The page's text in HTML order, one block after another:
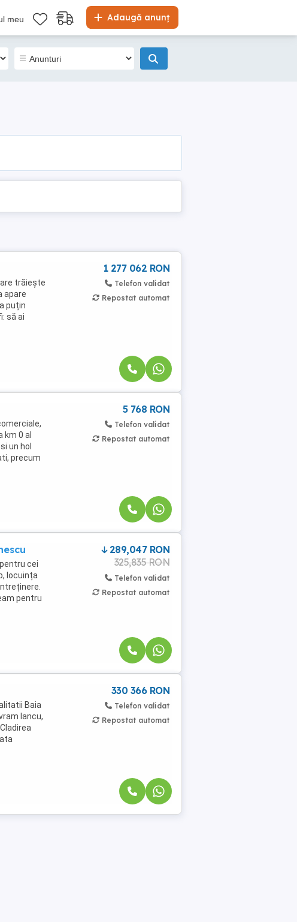
Adaugă anunț
meu
trăiește
apare
puțin
să ai
1 277 062 RON
Telefon validat
Repostat automat
0 al
un hol
precum
5 768 RON
Telefon validat
Repostat automat
cei
locuința
pentru
289,047 RON
325,835 RON
Telefon validat
Repostat automat
Baia
Iancu,
330 366 RON
Telefon validat
Repostat automat